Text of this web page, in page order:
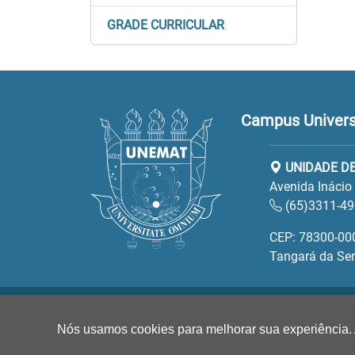
GRADE CURRICULAR
Campus
UNIDADE
Avenida
(65)3311-
CEP: 78300-
Tangará da
Nós usamos cookies para melhorar sua